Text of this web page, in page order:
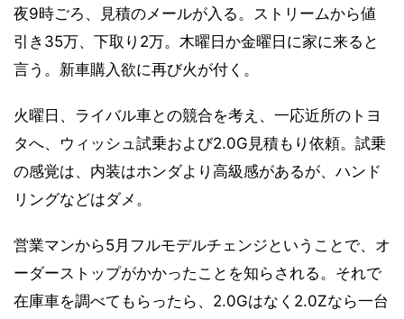
夜9時ごろ、見積のメールが入る。ストリームから値
引き35万、下取り2万。木曜日か金曜日に家に来ると
言う。新車購入欲に再び火が付く。
火曜日、ライバル車との競合を考え、一応近所のトヨ
タへ、ウィッシュ試乗および2.0G見積もり依頼。試乗
の感覚は、内装はホンダより高級感があるが、ハンド
リングなどはダメ。
営業マンから5月フルモデルチェンジということで、オ
ーダーストップがかかったことを知らされる。それで
在庫車を調べてもらったら、2.0Gはなく2.0Zなら一台